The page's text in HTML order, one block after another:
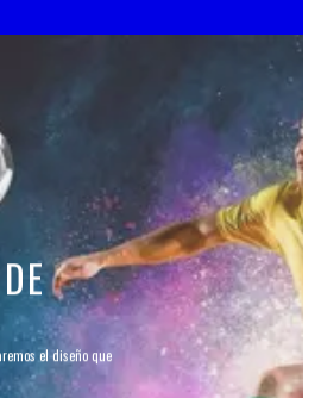
el diseño que